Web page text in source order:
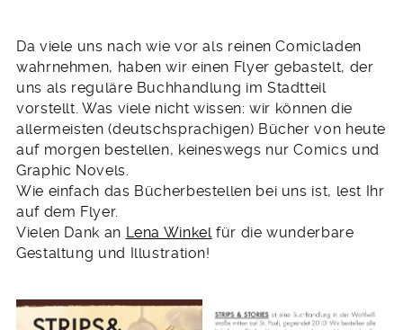
Da viele uns nach wie vor als reinen Comicladen
wahrnehmen, haben wir einen Flyer gebastelt, der
uns als reguläre Buchhandlung im Stadtteil
vorstellt. Was viele nicht wissen: wir können die
allermeisten (deutschsprachigen) Bücher von heute
auf morgen bestellen, keineswegs nur Comics und
Graphic Novels.
Wie einfach das Bücherbestellen bei uns ist, lest Ihr
auf dem Flyer.
Vielen Dank an Lena Winkelfür die wunderbare
Gestaltung und Illustration!